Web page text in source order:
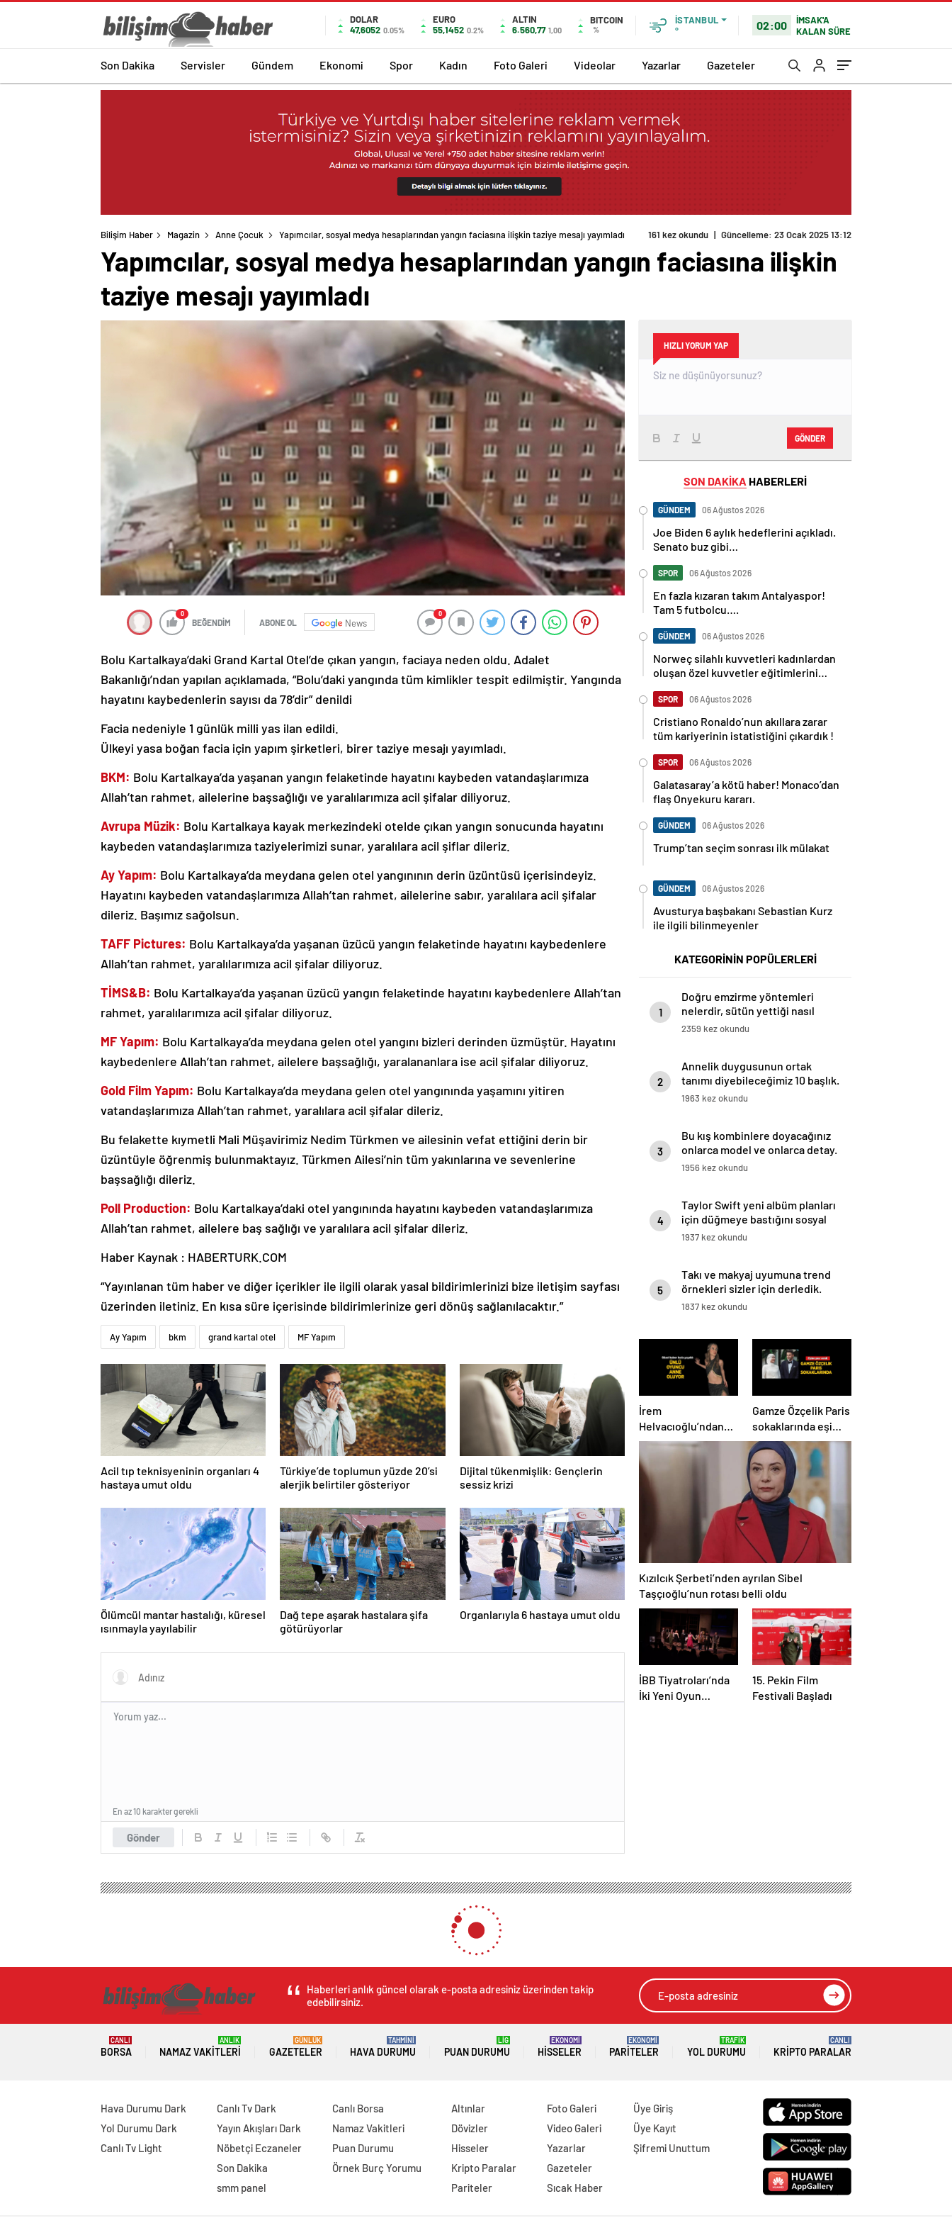
DOLAR
47,6052 0.05%
EURO
55,1452 0.2%
ALTIN
6.560,77 1,00
BITCOIN
%
İSTANBUL
°
02:00
İMSAK'A
KALAN SÜRE
Son Dakika Servisler Gündem Ekonomi Spor Kadın Foto Galeri Videolar Yazarlar Gazeteler
Bilişim Haber Magazin Anne Çocuk Yapımcılar, sosyal medya hesaplarından yangın faciasına ilişkin taziye mesajı yayımladı 161 kez okundu | Güncelleme: 23 Ocak 2025 13:12
Yapımcılar, sosyal medya hesaplarından yangın faciasına ilişkin
taziye mesajı yayımladı
0
BEĞENDİM ABONE OL News
0
Bolu Kartalkaya’daki Grand Kartal Otel’de çıkan yangın, faciaya neden oldu. Adalet
Bakanlığı’ndan yapılan açıklamada, “Bolu’daki yangında tüm kimlikler tespit edilmiştir. Yangında
hayatını kaybedenlerin sayısı da 78’dir” denildi
Facia nedeniyle 1 günlük milli yas ilan edildi.
Ülkeyi yasa boğan facia için yapım şirketleri, birer taziye mesajı yayımladı.
BKM: Bolu Kartalkaya’da yaşanan yangın felaketinde hayatını kaybeden vatandaşlarımıza
Allah’tan rahmet, ailelerine başsağlığı ve yaralılarımıza acil şifalar diliyoruz.
Avrupa Müzik: Bolu Kartalkaya kayak merkezindeki otelde çıkan yangın sonucunda hayatını
kaybeden vatandaşlarımıza taziyelerimizi sunar, yaralılara acil şiflar dileriz.
Ay Yapım: Bolu Kartalkaya’da meydana gelen otel yangınının derin üzüntüsü içerisindeyiz.
Hayatını kaybeden vatandaşlarımıza Allah’tan rahmet, ailelerine sabır, yaralılara acil şifalar
dileriz. Başımız sağolsun.
TAFF Pictures: Bolu Kartalkaya’da yaşanan üzücü yangın felaketinde hayatını kaybedenlere
Allah’tan rahmet, yaralılarımıza acil şifalar diliyoruz.
TİMS&B: Bolu Kartalkaya’da yaşanan üzücü yangın felaketinde hayatını kaybedenlere Allah’tan
rahmet, yaralılarımıza acil şifalar diliyoruz.
MF Yapım: Bolu Kartalkaya’da meydana gelen otel yangını bizleri derinden üzmüştür. Hayatını
kaybedenlere Allah’tan rahmet, ailelere başsağlığı, yaralananlara ise acil şifalar diliyoruz.
Gold Film Yapım: Bolu Kartalkaya’da meydana gelen otel yangınında yaşamını yitiren
vatandaşlarımıza Allah’tan rahmet, yaralılara acil şifalar dileriz.
Bu felakette kıymetli Mali Müşavirimiz Nedim Türkmen ve ailesinin vefat ettiğini derin bir
üzüntüyle öğrenmiş bulunmaktayız. Türkmen Ailesi’nin tüm yakınlarına ve sevenlerine
başsağlığı dileriz.
Poll Production: Bolu Kartalkaya’daki otel yangınında hayatını kaybeden vatandaşlarımıza
Allah’tan rahmet, ailelere baş sağlığı ve yaralılara acil şifalar dileriz.
Haber Kaynak : HABERTURK.COM
“Yayınlanan tüm haber ve diğer içerikler ile ilgili olarak yasal bildirimlerinizi bize iletişim sayfası
üzerinden iletiniz. En kısa süre içerisinde bildirimlerinize geri dönüş sağlanılacaktır.”
Ay Yapım bkm grand kartal otel MF Yapım
Acil tıp teknisyeninin organları 4
hastaya umut oldu
Türkiye’de toplumun yüzde 20’si
alerjik belirtiler gösteriyor
Dijital tükenmişlik: Gençlerin
sessiz krizi
Ölümcül mantar hastalığı, küresel
ısınmayla yayılabilir
Dağ tepe aşarak hastalara şifa
götürüyorlar
Organlarıyla 6 hastaya umut oldu
Gönder
En az 10 karakter gerekli
HIZLI YORUM YAP
GÖNDER
SON DAKİKA HABERLERİ
GÜNDEM 06 Ağustos 2026
Joe Biden 6 aylık hedeflerini açıkladı.
Senato buz gibi…
SPOR 06 Ağustos 2026
En fazla kızaran takım Antalyaspor!
Tam 5 futbolcu….
GÜNDEM 06 Ağustos 2026
Norweç silahlı kuvvetleri kadınlardan
oluşan özel kuvvetler eğitimlerini
SPOR 06 Ağustos 2026
Cristiano Ronaldo’nun akıllara zarar
tüm kariyerinin istatistiğini çıkardık !
SPOR 06 Ağustos 2026
Galatasaray’a kötü haber! Monaco’dan
flaş Onyekuru kararı.
GÜNDEM 06 Ağustos 2026
Trump’tan seçim sonrası ilk mülakat
GÜNDEM 06 Ağustos 2026
Avusturya başbakanı Sebastian Kurz
ile ilgili bilinmeyenler
KATEGORİNİN POPÜLERLERİ
1
Doğru emzirme yöntemleri
nelerdir, sütün yettiği nasıl
anlaşılır?
2359 kez okundu
2
Annelik duygusunun ortak
tanımı diyebileceğimiz 10 başlık.
1963 kez okundu
3
Bu kış kombinlere doyacağınız
onlarca model ve onlarca detay.
1956 kez okundu
4
Taylor Swift yeni albüm planları
için düğmeye bastığını sosyal
medyadan duyurdu!
1937 kez okundu
5
Takı ve makyaj uyumuna trend
örnekleri sizler için derledik.
1837 kez okundu
İrem
Helvacıoğlu’ndan
sevindiren haber! 3
aylık hamile
Gamze Özçelik Paris
sokaklarında eşi
Reshad Strik’e poz
verdi
Kızılcık Şerbeti’nden ayrılan Sibel
Taşçıoğlu’nun rotası belli oldu
İBB Tiyatroları’nda
İki Yeni Oyun
15. Pekin Film
Festivali Başladı
Haberleri anlık güncel olarak e-posta adresiniz üzerinden takip
edebilirsiniz.
BORSA
CANLI
NAMAZ VAKITLERI
ANLIK
GAZETELER
GÜNLÜK
HAVA DURUMU
TAHMİNİ
PUAN DURUMU
LİG
HISSELER
EKONOMİ
PARITELER
EKONOMİ
YOL DURUMU
TRAFİK
KRIPTO PARALAR
CANLI
Hava Durumu Dark
Yol Durumu Dark
Canlı Tv Light
Canlı Tv Dark
Yayın Akışları Dark
Nöbetçi Eczaneler
Son Dakika
smm panel
Canlı Borsa
Namaz Vakitleri
Puan Durumu
Örnek Burç Yorumu
Altınlar
Dövizler
Hisseler
Kripto Paralar
Pariteler
Foto Galeri
Video Galeri
Yazarlar
Gazeteler
Sıcak Haber
Üye Giriş
Üye Kayıt
Şifremi Unuttum